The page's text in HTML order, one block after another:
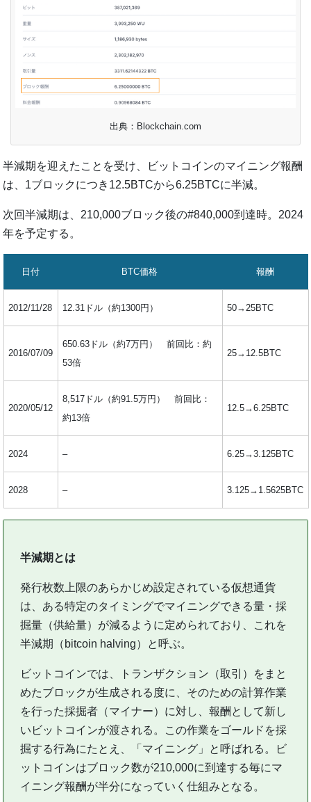
出典：Blockchain.com
半減期を迎えたことを受け、ビットコインのマイニング報酬
は、1ブロックにつき12.5BTCから6.25BTCに半減。
次回半減期は、210,000ブロック後の#840,000到達時。2024
年を予定する。
日付 BTC価格 報酬
2012/11/28 12.31ドル（約1300円） 50→25BTC
2016/07/09
650.63ドル（約7万円） 前回比：約
53倍
25→12.5BTC
2020/05/12
8,517ドル（約91.5万円） 前回比：
約13倍
12.5→6.25BTC
2024 – 6.25→3.125BTC
2028 – 3.125→1.5625BTC
半減期とは
発行枚数上限のあらかじめ設定されている仮想通貨
は、ある特定のタイミングでマイニングできる量・採
掘量（供給量）が減るように定められており、これを
半減期（bitcoin halving）と呼ぶ。
ビットコインでは、トランザクション（取引）をまと
めたブロックが生成される度に、そのための計算作業
を行った採掘者（マイナー）に対し、報酬として新し
いビットコインが渡される。この作業をゴールドを採
掘する行為にたとえ、「マイニング」と呼ばれる。ビ
ットコインはブロック数が210,000に到達する毎にマ
イニング報酬が半分になっていく仕組みとなる。